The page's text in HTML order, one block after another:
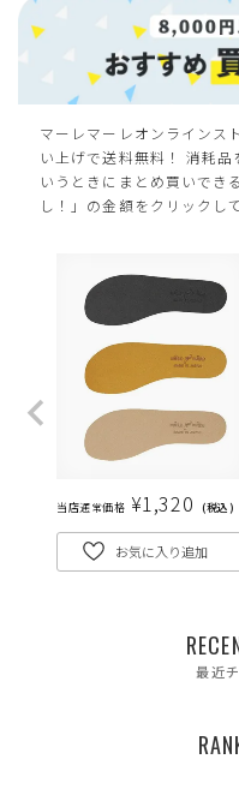
在庫切れ
L(24.0～24.5cm)
在庫切れ
在庫切れ
マーレマーレオンラインス
い上げで送料無料！ 消耗
いうときにまとめ買いでき
し！」の金額をクリックし
当店通常価格 ¥1,320 税込
お気に入り追加
最近